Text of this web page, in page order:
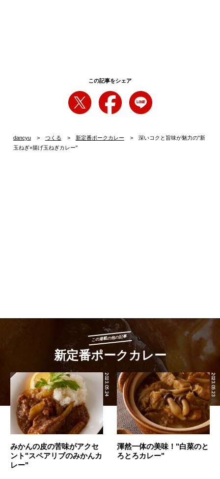
この記事をシェア
dancyu つくる 新定番ポークカレー
深いコクと旨味が魅力の"新
玉ねぎ×揚げ玉ねぎカレー"
この連載の他の記事
新定番ポークカレー
2023.05.24
みかんの皮の苦味がアクセ
ント"スペアリブのみかんカ
レー"
2023.05.23
渾然一体の美味！"白菜のと
ろとろカレー"